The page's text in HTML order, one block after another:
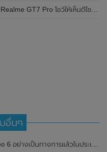
นดีไซน์ใหม่ พร้อมเผยรายละเอียดสเปกที่สำคัญบางส่วน
อื่นๆ
อมชิปเซ็ต Qualcomm Snapdragon 8s Gen 3 และความจุสูงสุด 1TB